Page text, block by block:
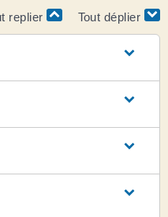
replier Tout déplier